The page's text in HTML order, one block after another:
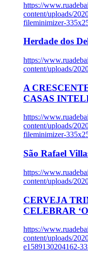
https://
content/uploads/
fileminimizer-
Herdade dos
https://
content/uploads/
A
CASAS
https://
content/uploads/
fileminimizer-
São Rafael
https://
content/uploads/
CERVEJA
CELEBRAR
https://
content/uploads/
e1589130204162-